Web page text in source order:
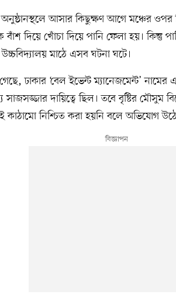
অনুষ্ঠানস্থলে আসার কিছুক্ষণ আগে মঞ্চের
দিয়ে খোঁচা দিয়ে পানি ফেলা হয়। কিন্তু
উচ্চবিদ্যালয় মাঠে এসব ঘটনা ঘটে।
ঢাকার ‘বেল ইভেন্ট ম্যানেজমেন্ট’ নামের
সাজসজ্জার দায়িত্বে ছিল। তবে বৃষ্টির মৌসুম
কাঠামো নিশ্চিত করা হয়নি বলে অভিযোগ